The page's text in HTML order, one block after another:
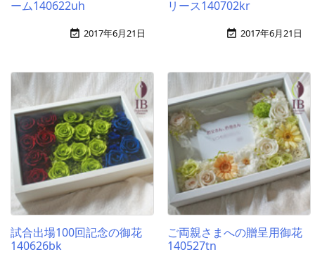
ーム140622uh
 2017年6月21日
リース140702kr
 2017年6月21日
試合出場100回記念の御花
140626bk
ご両親さまへの贈呈用御花
140527tn